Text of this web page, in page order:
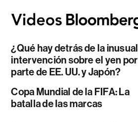
¿Qué hay detrás de la inusual
intervención sobre el yen por
parte de EE. UU. y Japón?
Copa Mundial de la FIFA: La
batalla de las marcas